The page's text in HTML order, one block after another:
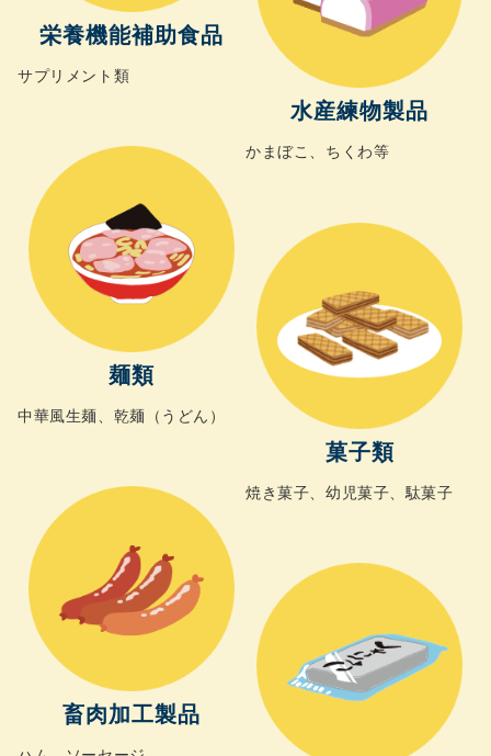
栄養機能補助食品
サプリメント類
水産練物製品
かまぼこ、ちくわ等
麺類
中華風生麺、乾麺（うどん）
菓子類
焼き菓子、幼児菓子、駄菓子
畜肉加工製品